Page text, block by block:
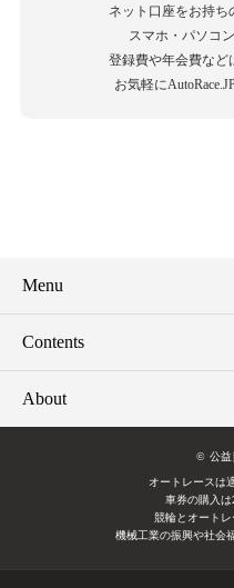
ネット口座をお持ち
スマホ・パソコ
登録費や年会費など
お気軽に
Menu
Contents
About
© 公益
オートレースは
車券の購入は
競輪とオートレ
機械工業の振興や社会